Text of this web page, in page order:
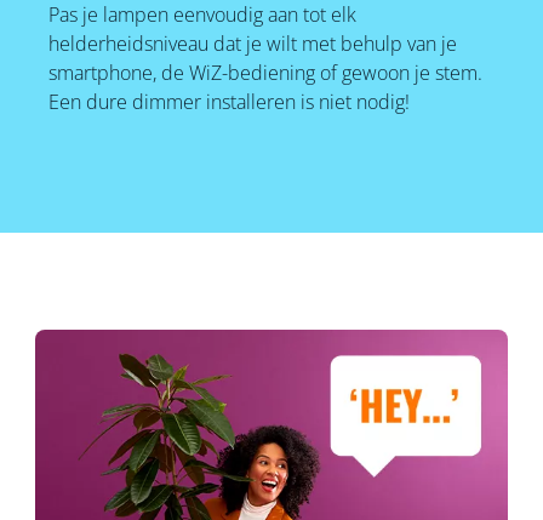
Pas je lampen eenvoudig aan tot elk
helderheidsniveau dat je wilt met behulp van je
smartphone, de WiZ-bediening of gewoon je stem.
Een dure dimmer installeren is niet nodig!